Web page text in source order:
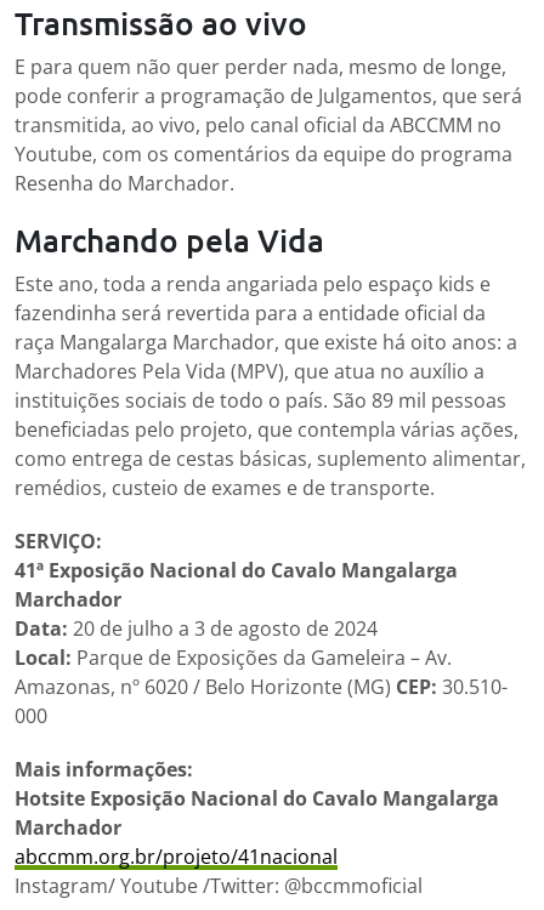
Transmissão ao vivo
E para quem não quer perder nada, mesmo de longe,
pode conferir a programação de Julgamentos, que será
transmitida, ao vivo, pelo canal oficial da ABCCMM no
Youtube, com os comentários da equipe do programa
Resenha do Marchador.
Marchando pela Vida
Este ano, toda a renda angariada pelo espaço kids e
fazendinha será revertida para a entidade oficial da
raça Mangalarga Marchador, que existe há oito anos: a
Marchadores Pela Vida (MPV), que atua no auxílio a
instituições sociais de todo o país. São 89 mil pessoas
beneficiadas pelo projeto, que contempla várias ações,
como entrega de cestas básicas, suplemento alimentar,
remédios, custeio de exames e de transporte.
SERVIÇO:
41ª Exposição Nacional do Cavalo Mangalarga
Marchador
Data: 20 de julho a 3 de agosto de 2024
Local: Parque de Exposições da Gameleira – Av.
Amazonas, nº 6020 / Belo Horizonte (MG) CEP: 30.510-
000
Mais informações:
Hotsite Exposição Nacional do Cavalo Mangalarga
Marchador
abccmm.org.br/projeto/41nacional
Instagram/ Youtube /Twitter: @bccmmoficial